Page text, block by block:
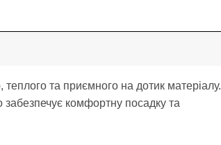
та приємного на дотик матеріалу.
комфортну посадку та